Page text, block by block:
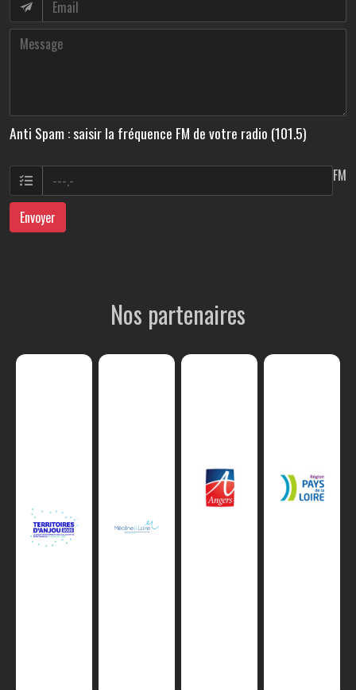
Anti Spam : saisir la fréquence FM de votre radio (101.5)
FM
Envoyer
Nos partenaires